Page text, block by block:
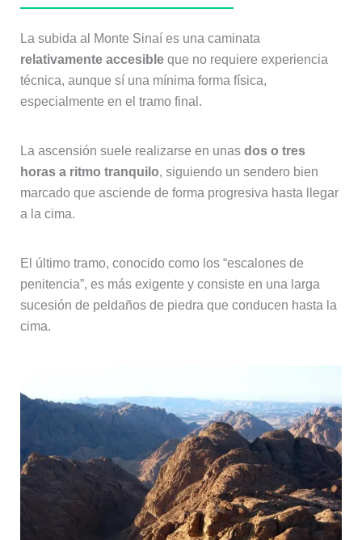
La subida al Monte Sinaí es una caminata
relativamente accesibleque no requiere experiencia
técnica, aunque sí una mínima forma física,
especialmente en el tramo final.
La ascensión suele realizarse en unas dos o tres
horas a ritmo tranquilo, siguiendo un sendero bien
marcado que asciende de forma progresiva hasta llegar
a la cima.
El último tramo, conocido como los “escalones de
penitencia”, es más exigente y consiste en una larga
sucesión de peldaños de piedra que conducen hasta la
cima.